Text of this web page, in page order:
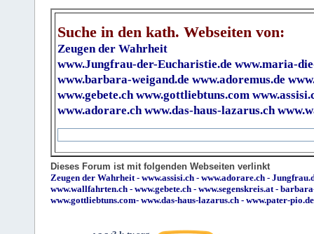
Suche in den kath. Webseiten von:
Zeugen der Wahrheit
www.Jungfrau-der-Eucharistie.de www.maria-
www.barbara-weigand.de www.adoremus.de
www.gebete.ch www.gottliebtuns.com
www.adorare.ch www.das-haus-lazarus.ch
Dieses Forum ist mit folgenden Webseiten verlinkt
Zeugen der Wahrheit- www.assisi.ch - www.adorare.ch -
www.wallfahrten.ch - www.gebete.ch - www.segenskreis.at-
www.gottliebtuns.com- www.das-haus-lazarus.ch - www.pater-pio.de